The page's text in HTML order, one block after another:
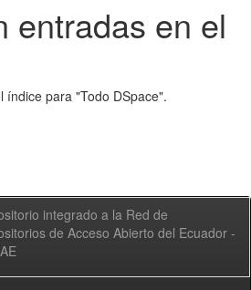
entradas en el
índice para "Todo DSpace".
integrado a la Red de
de Acceso Abierto del Ecuador -